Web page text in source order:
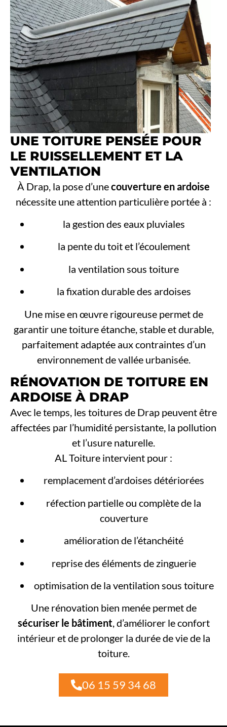
UNE TOITURE PENSÉE POUR
LE RUISSELLEMENT ET LA
VENTILATION
À Drap, la pose d’unecouverture en ardoise
nécessite une attention particulière portée à :
la gestion des eaux pluviales
la pente du toit et l’écoulement
la ventilation sous toiture
la fixation durable des ardoises
Une mise en œuvre rigoureuse permet de
garantir une toiture étanche, stable et durable,
parfaitement adaptée aux contraintes d’un
environnement de vallée urbanisée.
RÉNOVATION DE TOITURE EN
ARDOISE À DRAP
Avec le temps, les toitures de Drap peuvent être
affectées par l’humidité persistante, la pollution
et l’usure naturelle.
AL Toiture intervient pour :
remplacement d’ardoises détériorées
réfection partielle ou complète de la
couverture
amélioration de l’étanchéité
reprise des éléments de zinguerie
optimisation de la ventilation sous toiture
Une rénovation bien menée permet de
sécuriser le bâtiment, d’améliorer le confort
intérieur et de prolonger la durée de vie de la
toiture.
06 15 59 34 68